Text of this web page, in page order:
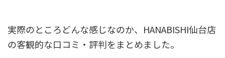
実際のところどんな感じなのか、HANABISHI仙台店
の客観的な口コミ・評判をまとめました。